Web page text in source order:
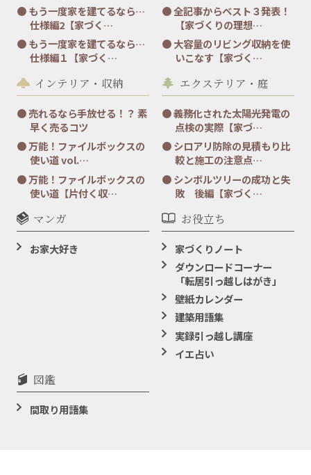
もう一度家を建てるなら…
仕様編2【家づく…
もう一度家を建てるなら…
仕様編１【家づく…
全記事からベスト３発表！
【家づくりの理想…
大容量のリビング収納を使
いこなす【家づく…
インテリア・収納
売れるなら手放せる！？ 素
早く売るコツ
万能！ファイルボックスの
使い道 vol.…
万能！ファイルボックスの
使い道【片付く収…
エクステリア・庭
義務化された太陽光発電の
点検の実際【家づ…
シロアリ防除の見積もり比
較と施工の注意点…
シンボルツリーの成功と失
敗 後編【家づく…
マンガ
お家大好き
お役立ち
家づくりノート
ダウンロードコーナー
「転居引っ越しはがき」
壁紙カレンダー
建築用語集
実録引っ越し講座
イエ占い
図鑑
間取り用語集